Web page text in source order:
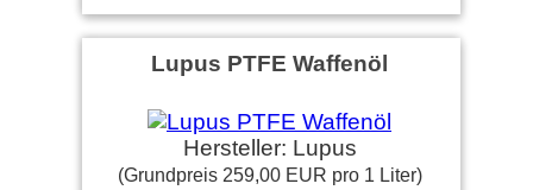
Lupus PTFE Waffenöl
Hersteller: Lupus
(Grundpreis 259,00 EUR pro 1 Liter)